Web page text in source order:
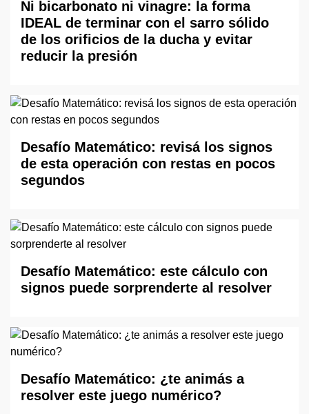
Ni bicarbonato ni vinagre: la forma
IDEAL de terminar con el sarro sólido
de los orificios de la ducha y evitar
reducir la presión
Desafío Matemático: revisá los signos
de esta operación con restas en pocos
segundos
Desafío Matemático: este cálculo con
signos puede sorprenderte al resolver
Desafío Matemático: ¿te animás a
resolver este juego numérico?